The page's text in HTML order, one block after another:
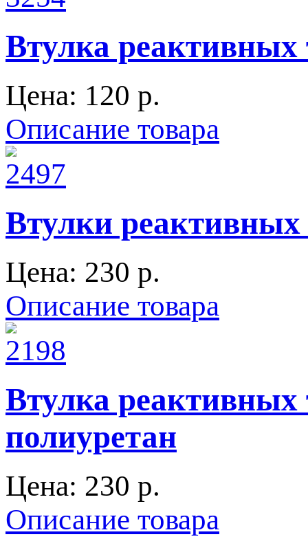
Втулка
Цена: 120 p.
Описание товара
Втулки
Цена: 230 p.
Описание товара
Втулка реактивных
полиуретан
Цена: 230 p.
Описание товара